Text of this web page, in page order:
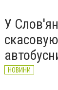
У
НОВИНИ